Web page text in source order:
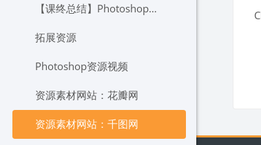
【课终总结】Photoshop知多少？
拓展资源
Photoshop资源视频
资源素材网站：花瓣网
资源素材网站：千图网